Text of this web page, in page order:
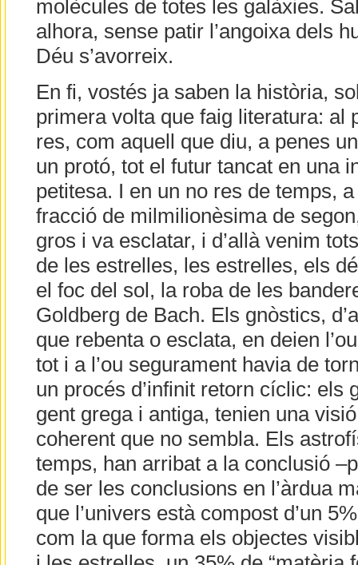
molècules de totes les galàxies.
alhora, sense patir l’angoixa dels
Déu s’avorreix.
En fi, vostés ja saben la història,
primera volta que faig literatura: al
res, com aquell que diu, a penes
un protó, tot el futur tancat en una
petitesa. I en un no res de temps,
fracció de milmilionèsima de
gros i va esclatar, i d’allà venim
de les estrelles, les estrelles, els
el foc del sol, la roba de les
Goldberg de Bach. Els gnòstics,
que rebenta o esclata, en deien
tot i a l’ou segurament havia de
un procés d’infinit retorn cíclic: els
gent grega i antiga, tenien una
coherent que no sembla. Els
temps, han arribat a la conclusió
de ser les conclusions en l’àrdua
que l’univers està compost d’un
com la que forma els objectes